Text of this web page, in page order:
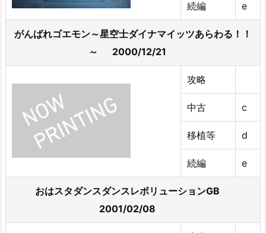
続編 e
がんばれゴエモン～星空士ダイナマイッツあらわる！！
～ 2000/12/21
攻略
中古 c
移植等 d
続編 e
おはスタダンスダンスレボリューションGB
2001/02/08